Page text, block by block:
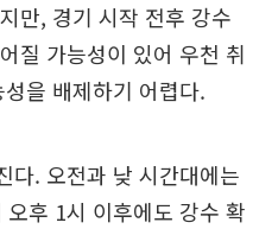
만, 경기 시작 전후 강수
질 가능성이 있어 우천 취
을 배제하기 어렵다.
다. 오전과 낮 시간대에는
후 1시 이후에도 강수 확